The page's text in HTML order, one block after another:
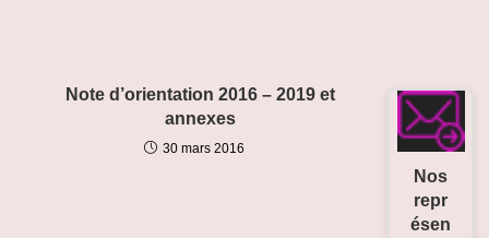
Nos
repr
ésen
Note d’orientation 2016 – 2019 et
annexes
30 mars 2016